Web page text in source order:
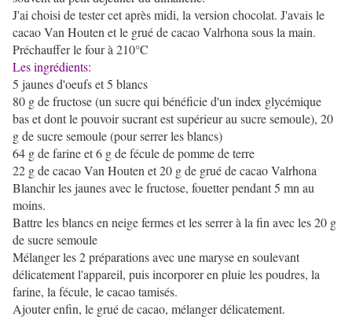
J'ai choisi de tester cet après midi, la version chocolat. J'avais le
cacao Van Houten et le grué de cacao Valrhona sous la main.
Préchauffer le four à 210°C
Les ingrédients:
5 jaunes d'oeufs et 5 blancs
80 g de fructose (un sucre qui bénéficie d'un index glycémique
bas et dont le pouvoir sucrant est supérieur au sucre semoule), 20
g de sucre semoule (pour serrer les blancs)
64 g de farine et 6 g de fécule de pomme de terre
22 g de cacao Van Houten et 20 g de grué de cacao Valrhona
Blanchir les jaunes avec le fructose, fouetter pendant 5 mn au
moins.
Battre les blancs en neige fermes et les serrer à la fin avec les 20 g
de sucre semoule
Mélanger les 2 préparations avec une maryse en soulevant
délicatement l'appareil, puis incorporer en pluie les poudres, la
farine, la fécule, le cacao tamisés.
Ajouter enfin, le grué de cacao, mélanger délicatement.